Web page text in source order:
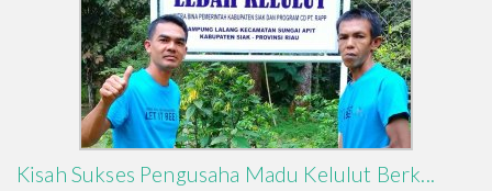
Kisah Sukses Pengusaha Madu Kelulut Berk...